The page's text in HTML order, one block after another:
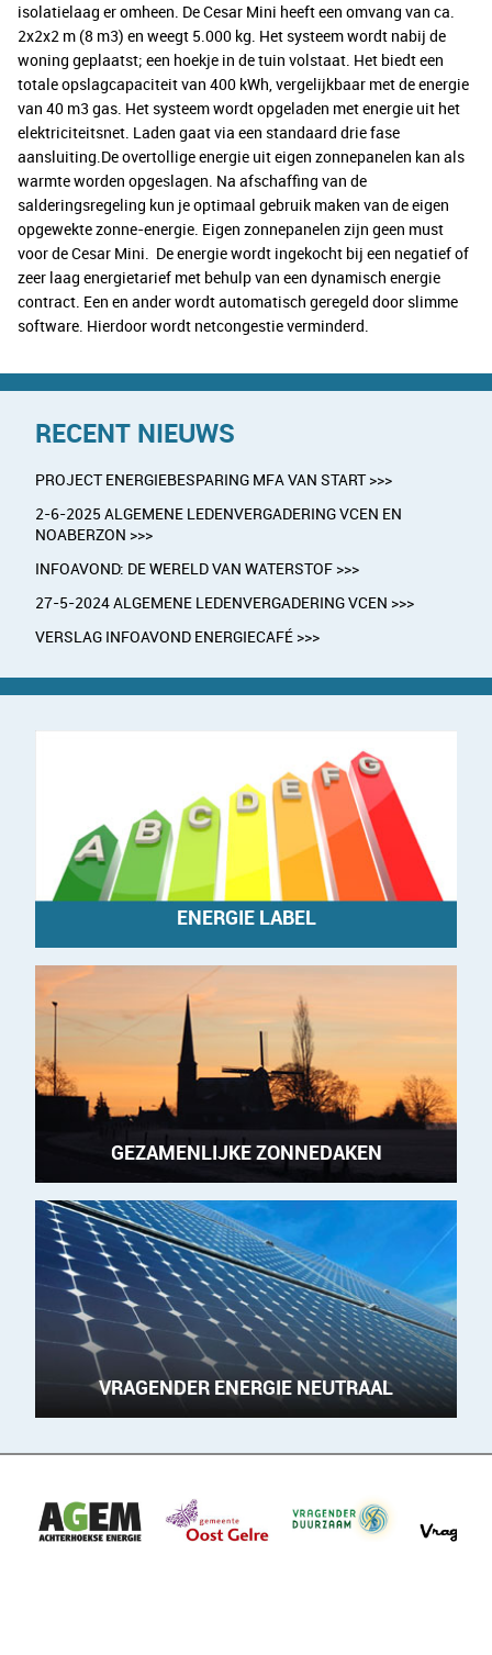
isolatielaag er omheen. De Cesar Mini heeft een omvang van ca.
2x2x2 m (8 m3) en weegt 5.000 kg. Het systeem wordt nabij de
woning geplaatst; een hoekje in de tuin volstaat. Het biedt een
totale opslagcapaciteit van 400 kWh, vergelijkbaar met de energie
van 40 m3 gas. Het systeem wordt opgeladen met energie uit het
elektriciteitsnet. Laden gaat via een standaard drie fase
aansluiting.De overtollige energie uit eigen zonnepanelen kan als
warmte worden opgeslagen. Na afschaffing van de
salderingsregeling kun je optimaal gebruik maken van de eigen
opgewekte zonne-energie. Eigen zonnepanelen zijn geen must
voor de Cesar Mini. De energie wordt ingekocht bij een negatief of
zeer laag energietarief met behulp van een dynamisch energie
contract. Een en ander wordt automatisch geregeld door slimme
software. Hierdoor wordt netcongestie verminderd.
RECENT NIEUWS
PROJECT ENERGIEBESPARING MFA VAN START >>>
2-6-2025 ALGEMENE LEDENVERGADERING VCEN EN
NOABERZON >>>
INFOAVOND: DE WERELD VAN WATERSTOF >>>
27-5-2024 ALGEMENE LEDENVERGADERING VCEN >>>
VERSLAG INFOAVOND ENERGIECAFÉ >>>
ENERGIE LABEL
GEZAMENLIJKE ZONNEDAKEN
VRAGENDER ENERGIE NEUTRAAL